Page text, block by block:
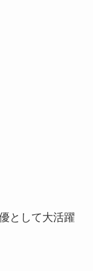
として大活躍